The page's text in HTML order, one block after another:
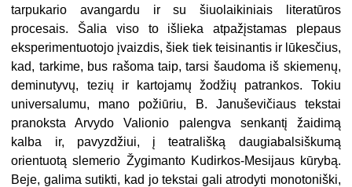
tarpukario avangardu ir su šiuolaikiniais literatūros
procesais. Šalia viso to išlieka atpažįstamas plepaus
eksperimentuotojo įvaizdis, šiek tiek teisinantis ir lūkesčius,
kad, tarkime, bus rašoma taip, tarsi šaudoma iš skiemenų,
deminutyvų, tezių ir kartojamų žodžių patrankos. Tokiu
universalumu, mano požiūriu, B. Januševičiaus tekstai
pranoksta Arvydo Valionio palengva senkantį žaidimą
kalba ir, pavyzdžiui, į teatrališką daugiabalsiškumą
orientuotą slemerio Žygimanto Kudirkos-Mesijaus kūrybą.
Beje, galima sutikti, kad jo tekstai gali atrodyti monotoniški,